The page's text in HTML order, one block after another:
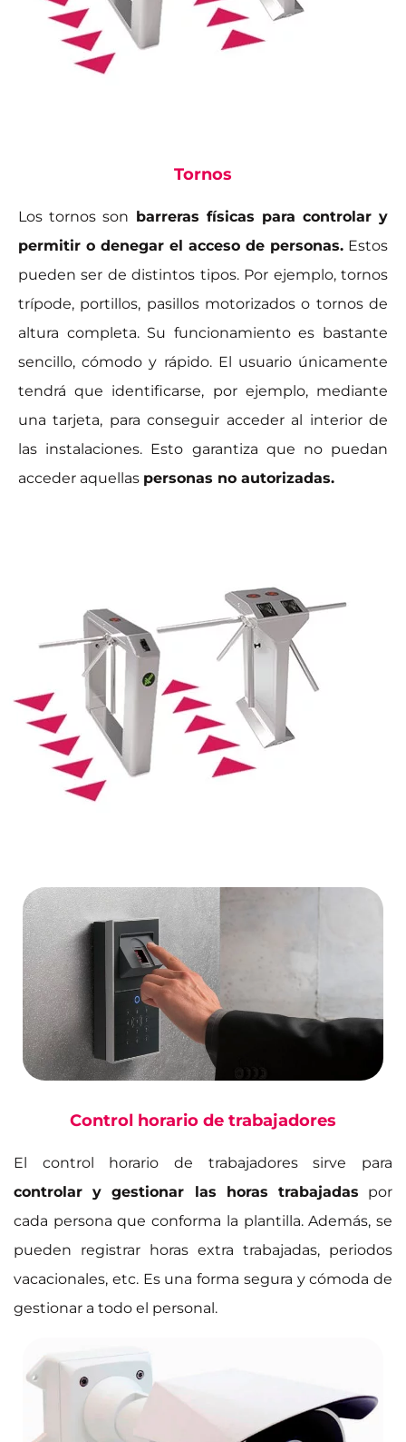
Tornos
Los tornos son barreras físicas para controlar y
permitir o denegar el acceso de personas. Estos
pueden ser de distintos tipos. Por ejemplo, tornos
trípode, portillos, pasillos motorizados o tornos de
altura completa. Su funcionamiento es bastante
sencillo, cómodo y rápido. El usuario únicamente
tendrá que identificarse, por ejemplo, mediante
una tarjeta, para conseguir acceder al interior de
las instalaciones. Esto garantiza que no puedan
acceder aquellas personas no autorizadas.
Control horario de trabajadores
El control horario de trabajadores sirve para
controlar y gestionar las horas trabajadas por
cada persona que conforma la plantilla. Además, se
pueden registrar horas extra trabajadas, periodos
vacacionales, etc. Es una forma segura y cómoda de
gestionar a todo el personal.